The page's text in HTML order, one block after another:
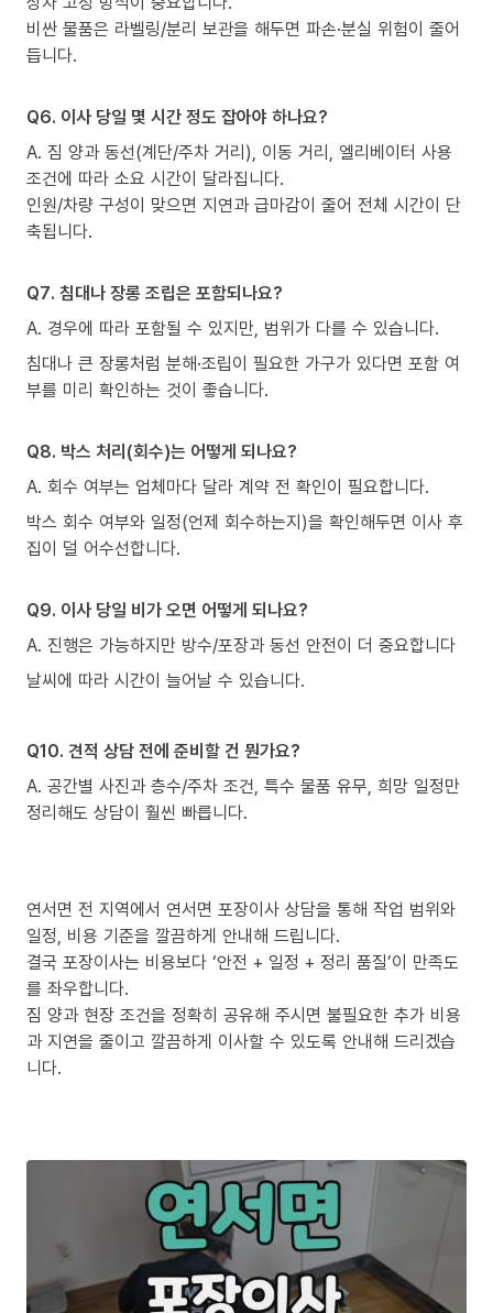
비싼 물품은 라벨링/분리 보관을 해두면 파손·분실 위험이 줄어
듭니다.
Q6. 이사 당일 몇 시간 정도 잡아야 하나요?
A. 짐 양과 동선(계단/주차 거리), 이동 거리, 엘리베이터 사용
조건에 따라 소요 시간이 달라집니다.
인원/차량 구성이 맞으면 지연과 급마감이 줄어 전체 시간이 단
축됩니다.
Q7. 침대나 장롱 조립은 포함되나요?
A. 경우에 따라 포함될 수 있지만, 범위가 다를 수 있습니다.
침대나 큰 장롱처럼 분해·조립이 필요한 가구가 있다면 포함 여
부를 미리 확인하는 것이 좋습니다.
Q8. 박스 처리(회수)는 어떻게 되나요?
A. 회수 여부는 업체마다 달라 계약 전 확인이 필요합니다.
박스 회수 여부와 일정(언제 회수하는지)을 확인해두면 이사 후
집이 덜 어수선합니다.
Q9. 이사 당일 비가 오면 어떻게 되나요?
A. 진행은 가능하지만 방수/포장과 동선 안전이 더 중요합니다
날씨에 따라 시간이 늘어날 수 있습니다.
Q10. 견적 상담 전에 준비할 건 뭔가요?
A. 공간별 사진과 층수/주차 조건, 특수 물품 유무, 희망 일정만
정리해도 상담이 훨씬 빠릅니다.
연서면 전 지역에서 연서면 포장이사 상담을 통해 작업 범위와
일정, 비용 기준을 깔끔하게 안내해 드립니다.
결국 포장이사는 비용보다 ‘안전 + 일정 + 정리 품질’이 만족도
를 좌우합니다.
짐 양과 현장 조건을 정확히 공유해 주시면 불필요한 추가 비용
과 지연을 줄이고 깔끔하게 이사할 수 있도록 안내해 드리겠습
니다.